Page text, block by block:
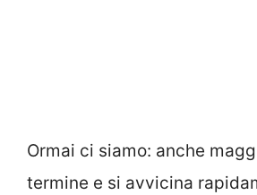
Ormai ci siamo: anche
termine e si avvicina